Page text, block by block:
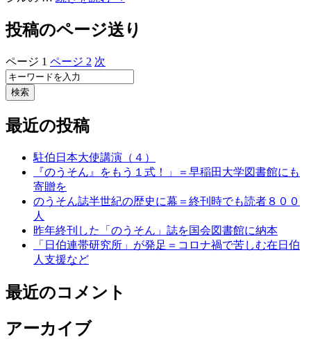
投稿のページ送り
ページ 1 ページ 2 次
検索
最近の投稿
駐伯日本大使講演（４）
『のうそん』をもう１式！」＝早稲田大学図書館にも
寄贈を
のうそん誌半世紀の歴史に幕＝終刊時でも読者８００
人
昨年終刊した「のうそん」誌を国会図書館に納本
「日伯連帯研究所」が発足＝コロナ禍で苦しむ在日伯
人支援など
最近のコメント
アーカイブ